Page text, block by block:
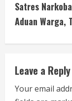
i
n
u
e
R
Satres
Aduan Warga,
Leave a Reply
Your email